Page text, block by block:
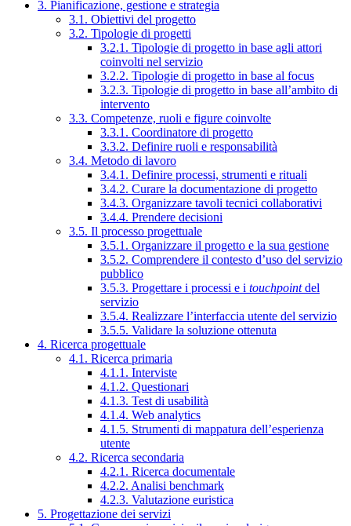
3. Pianificazione, gestione e strategia
3.1. Obiettivi del progetto
3.2. Tipologie di progetti
3.2.1. Tipologie di progetto in base agli attori
coinvolti nel servizio
3.2.2. Tipologie di progetto in base al focus
3.2.3. Tipologie di progetto in base all’ambito di
intervento
3.3. Competenze, ruoli e figure coinvolte
3.3.1. Coordinatore di progetto
3.3.2. Definire ruoli e responsabilità
3.4. Metodo di lavoro
3.4.1. Definire processi, strumenti e rituali
3.4.2. Curare la documentazione di progetto
3.4.3. Organizzare tavoli tecnici collaborativi
3.4.4. Prendere decisioni
3.5. Il processo progettuale
3.5.1. Organizzare il progetto e la sua gestione
3.5.2. Comprendere il contesto d’uso del servizio
pubblico
3.5.3. Progettare i processi e i touchpointdel
servizio
3.5.4. Realizzare l’interfaccia utente del servizio
3.5.5. Validare la soluzione ottenuta
4. Ricerca progettuale
4.1. Ricerca primaria
4.1.1. Interviste
4.1.2. Questionari
4.1.3. Test di usabilità
4.1.4. Web analytics
4.1.5. Strumenti di mappatura dell’esperienza
utente
4.2. Ricerca secondaria
4.2.1. Ricerca documentale
4.2.2. Analisi benchmark
4.2.3. Valutazione euristica
5. Progettazione dei servizi